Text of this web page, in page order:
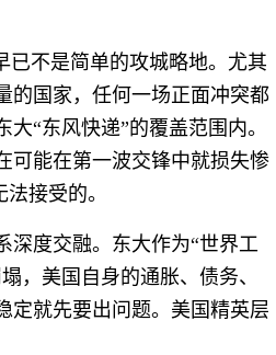
已不是简单的攻城略地。尤其
的国家，任何一场正面冲突都
“东风快递”的覆盖范围内。
可能在第一波交锋中就损失惨
接受的。
深度交融。东大作为“世界工
，美国自身的通胀、债务、
定就先要出问题。美国精英层